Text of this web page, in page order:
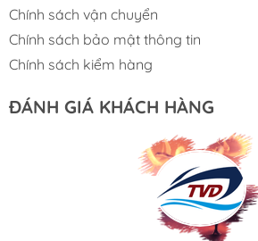
Chính sách vận chuyển
Chính sách bảo mật thông tin
Chính sách kiểm hàng
ĐÁNH GIÁ KHÁCH HÀNG
Giá cả hợp lý, giao hàng nhanh chóng